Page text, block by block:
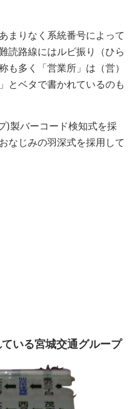
まりなく系統番号によって
読路線にはルビ振り（ひら
も多く「営業所」は（営）
とベタで書かれているのも
製バーコード検知式を採
なじみの羽深式を採用して
いる宮城交通グループ